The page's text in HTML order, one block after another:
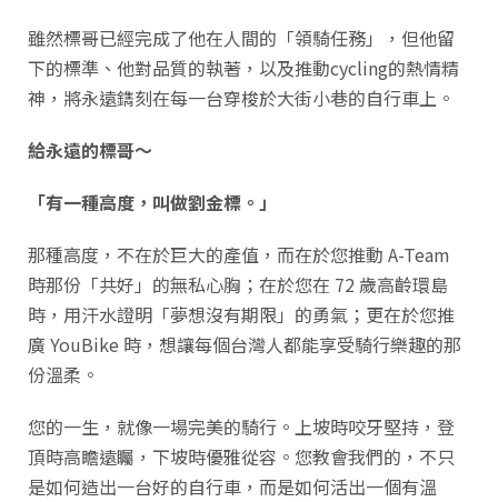
雖然標哥已經完成了他在人間的「領騎任務」，但他留
下的標準、他對品質的執著，以及推動cycling的熱情精
神，將永遠鐫刻在每一台穿梭於大街小巷的自行車上。
給永遠的標哥～
「有一種高度，叫做劉金標。」
那種高度，不在於巨大的產值，而在於您推動 A-Team
時那份「共好」的無私心胸；在於您在 72 歲高齡環島
時，用汗水證明「夢想沒有期限」的勇氣；更在於您推
廣 YouBike 時，想讓每個台灣人都能享受騎行樂趣的那
份溫柔。
您的一生，就像一場完美的騎行。上坡時咬牙堅持，登
頂時高瞻遠矚，下坡時優雅從容。您教會我們的，不只
是如何造出一台好的自行車，而是如何活出一個有溫